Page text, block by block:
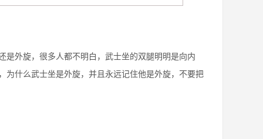
外旋，很多人都不明白，武士坐的双腿明明是向内
什么武士坐是外旋，并且永远记住他是外旋，不要把